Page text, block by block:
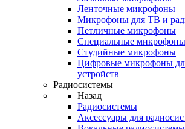
Ленточные микрофоны
Микрофоны для ТВ и
Петличные микрофоны
Специальные микрофоны
Студийные микрофоны
Цифровые микрофоны
устройств
Радиосистемы
Назад
Радиосистемы
Аксессуары для